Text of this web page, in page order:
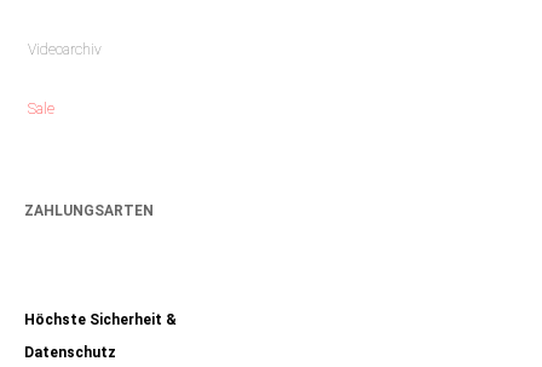
Videoarchiv
Sale
ZAHLUNGSARTEN
Höchste Sicherheit &
Datenschutz